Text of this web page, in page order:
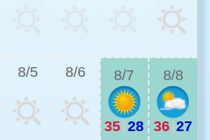
8/5 8/6 8/7
35|28
8/8
36|27